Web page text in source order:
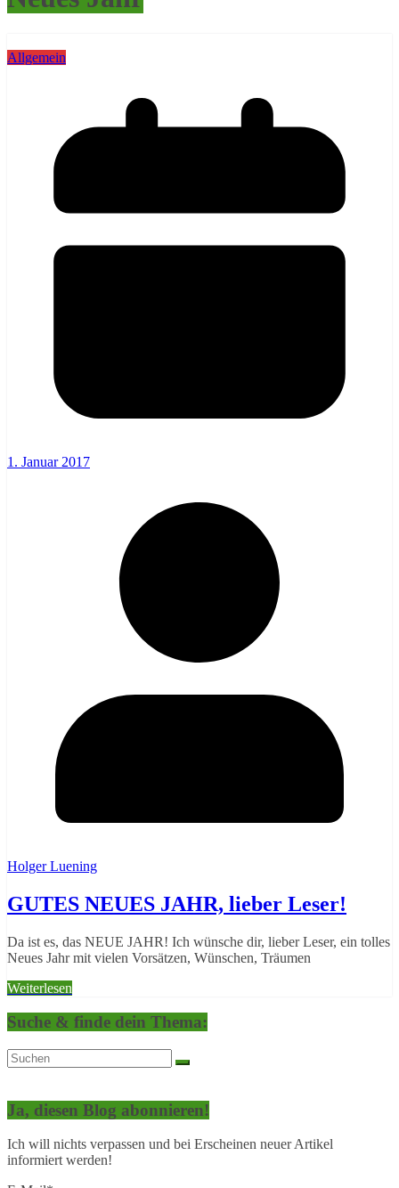
Allgemein
1. Januar 2017
Holger Luening
GUTES NEUES JAHR, lieber Leser!
Da ist es, das NEUE JAHR! Ich wünsche dir, lieber Leser, ein tolles
Neues Jahr mit vielen Vorsätzen, Wünschen, Träumen
Weiterlesen
Suche & finde dein Thema:
Ja, diesen Blog abonnieren!
Ich will nichts verpassen und bei Erscheinen neuer Artikel
informiert werden!